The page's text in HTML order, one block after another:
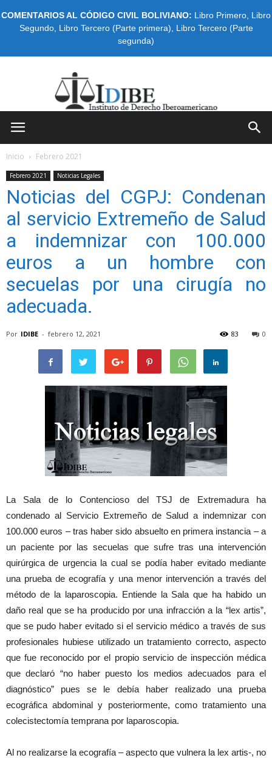
COMENTARIOS AL CÓDIGO CIVIL BOLIVIANO: Libro Primero Libro
Segundo, Libro Tercero (Parte primera)
Libro Tercero (Parte
segunda)
Inicio Febrero 2021
Febrero 2021 Noticias Legales
Noticias del CGPJ: Condenan
al servicio Extremeño de Salud
a indemnizar con 100.000
euros a un hombre con
secuelas por una cirugía no
adecuada.
Por IDIBE - febrero 12, 2021 0
83
La Sala de lo Contencioso del TSJ de Extremadura ha
condenado al Servicio Extremeño de Salud a indemnizar con
100.000 euros – tras haber sido absuelto en primera instancia – a
un paciente por las secuelas que sufre tras una intervención
quirúrgica de urgencia la cual se podía haber evitado mediante
una prueba de ecografía y una menor intervención a través del
método de la laparoscopia. Entiende la Sala que ha habido un
daño real que se ha producido por una infracción a la “lex artis”,
que se pudo haber evitado si el servicio médico a través de sus
profesionales hubiese utilizado un tratamiento correcto, aspecto
que fue reconocido por el propio servicio de inspección médica
que declaró “no haber puesto los medios adecuados para el
diagnóstico” pues se le debía haber realizado una prueba
ecográfica abdominal y posteriormente, como tratamiento una
colecistectomía temprana por laparoscopia.
Al no realizarse la ecografía – aspecto que vulnera la lex artis-, no